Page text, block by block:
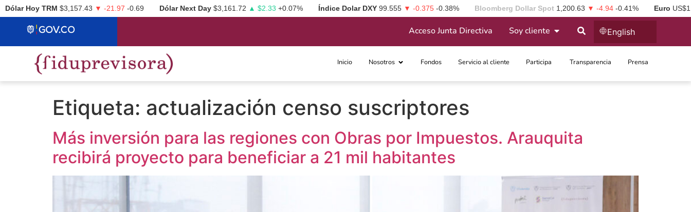
Dólar Hoy TRM $3,157.43 ▼ -21.97 -0.69 Dólar Next Day $3,161.72 ▲ $2.33 +0.07% Índice Dolar DXY 99.555 ▼ -0.375 -0.38% Bloomberg Dollar Spot 1,200.63 ▼ -4.94 -0.41% Euro
Acceso Junta Directiva Soy cliente English
Inicio Nosotros Fondos Servicio al cliente Participa ​ Transparencia Prensa
Etiqueta: actualización censo suscriptores
Más inversión para las regiones con Obras por Impuestos. Arauquita
recibirá proyecto para beneficiar a 21 mil habitantes